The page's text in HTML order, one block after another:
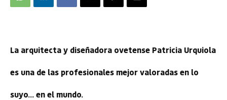
La arquitecta y diseñadora ovetense Patricia Urquiola
es una de las profesionales mejor valoradas en lo
suyo… en el mundo.